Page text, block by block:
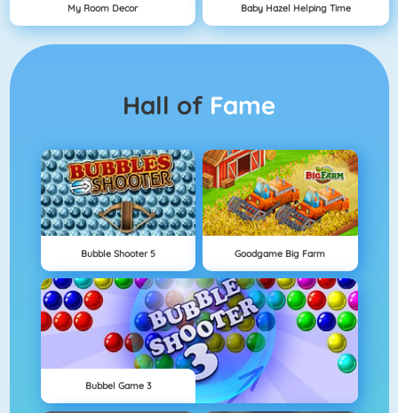
My Room Decor Baby Hazel Helping Time
Hall of Fame
Bubble Shooter 5 Goodgame Big Farm
Bubbel Game 3